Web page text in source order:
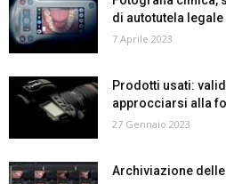
di autotutela legale
7 Aprile 2023
Prodotti usati:
approcciarsi alla
27 Gennaio 2023
Archiviazione